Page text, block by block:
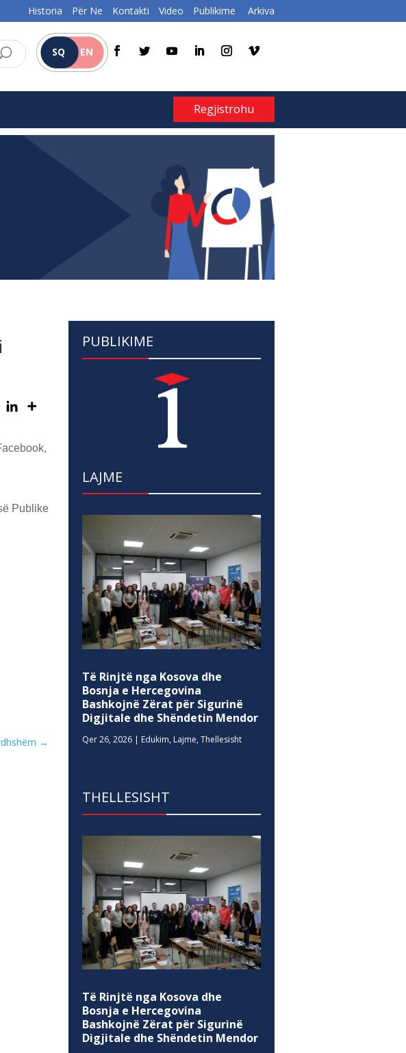
Historia Për Ne Kontakti Video Publikime Arkiva
SQ EN
Regjistrohu
Publike
→
PUBLIKIME
LAJME
Të Rinjtë nga Kosova dhe
Bosnja e Hercegovina
Bashkojnë Zërat për Sigurinë
Digjitale dhe Shëndetin Mendor
Qer 26, 2026 | Edukim, Lajme,Thellesisht
THELLESISHT
Të Rinjtë nga Kosova dhe
Bosnja e Hercegovina
Bashkojnë Zërat për Sigurinë
Digjitale dhe Shëndetin Mendor